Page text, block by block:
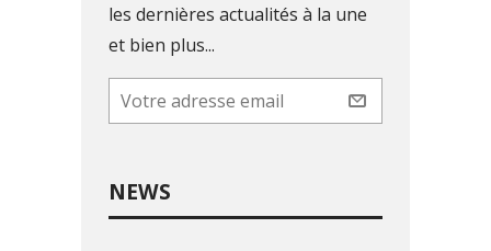
les dernières actualités à la une
et bien plus...
NEWS